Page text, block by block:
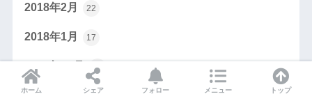
2018年2月 22
2018年1月 17
16
2017年11月 26
ホーム シェア フォロー メニュー トップ